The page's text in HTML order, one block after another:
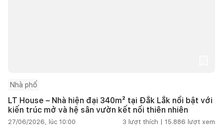
Nhà phố
LT House – Nhà hiện đại 340m² tại Đắk Lắk nổi bật với
kiến trúc mở và hệ sân vườn kết nối thiên nhiên
27/06/2026, lúc 10:00 3 lượt thích | 15.886 lượt xem